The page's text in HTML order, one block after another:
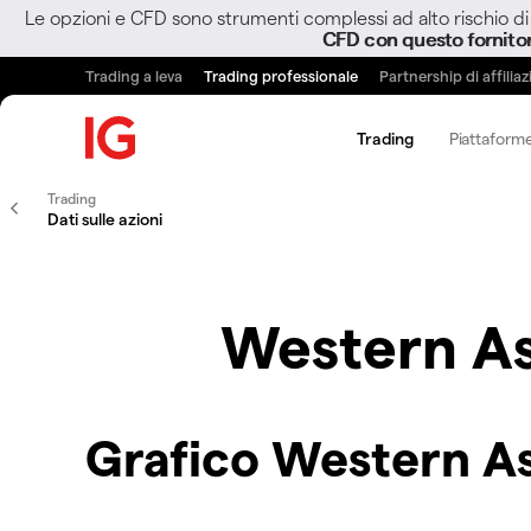
Le opzioni e CFD sono strumenti complessi ad alto rischio
CFD con questo
Trading a leva Trading professionale Partnership di
Trading
Trading
Dati sulle azioni
Western
Grafico Western